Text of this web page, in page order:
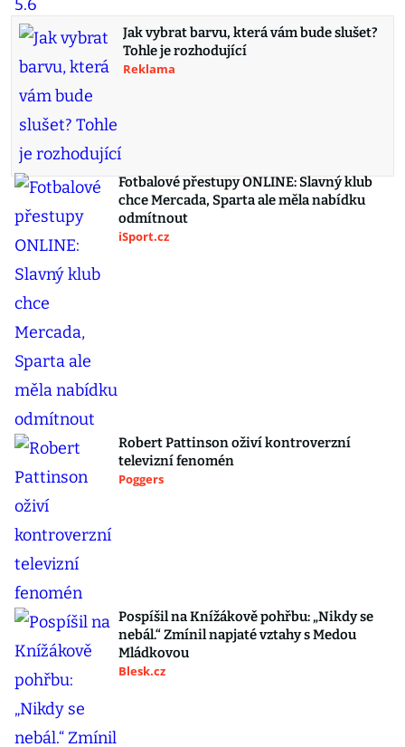
Jak vybrat barvu, která vám bude slušet?
Tohle je rozhodující
Reklama
Fotbalové přestupy ONLINE: Slavný klub
chce Mercada, Sparta ale měla nabídku
odmítnout
iSport.cz
Robert Pattinson oživí kontroverzní
televizní fenomén
Poggers
Pospíšil na Knížákově pohřbu: „Nikdy se
nebál.“ Zmínil napjaté vztahy s Medou
Mládkovou
Blesk.cz